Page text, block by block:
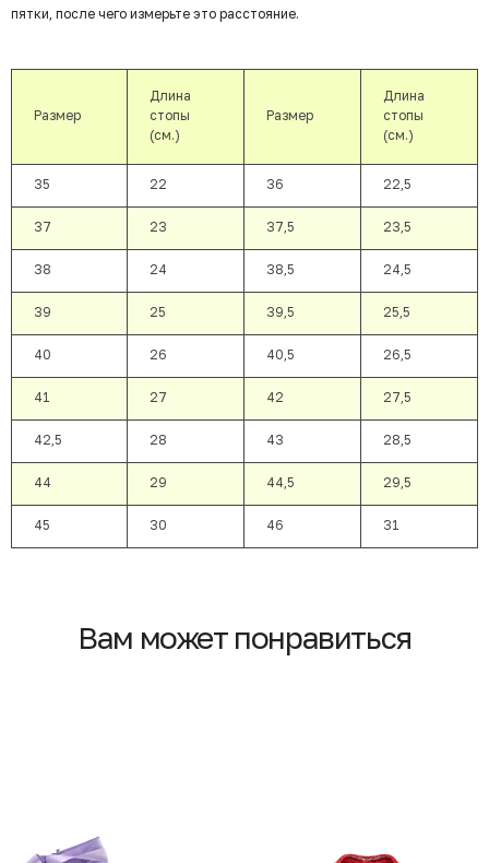
пятки, после чего измерьте это расстояние.
Размер
Длина
стопы
(см.)
Размер
Длина
стопы
(см.)
35 22 36 22,5
37 23 37,5 23,5
38 24 38,5 24,5
39 25 39,5 25,5
40 26 40,5 26,5
41 27 42 27,5
42,5 28 43 28,5
44 29 44,5 29,5
45 30 46 31
Вам может понравиться